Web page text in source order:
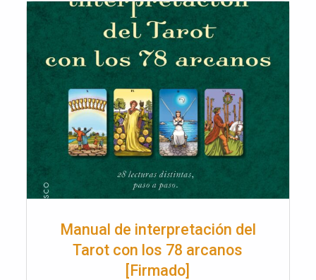
Manual de interpretación del
Tarot con los 78 arcanos
[Firmado]